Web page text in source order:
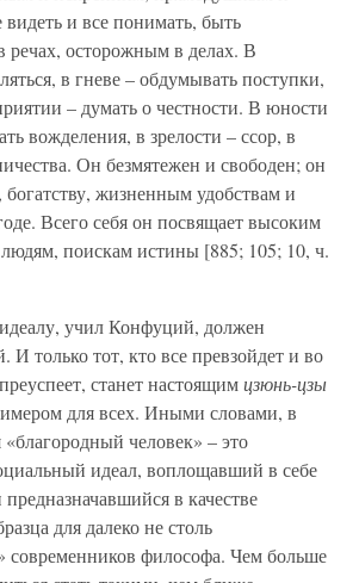
видеть и все понимать, быть
речах, осторожным в делах. В
в гневе – обдумывать поступки,
– думать о честности. В юности
вожделения, в зрелости – ссор, в
Он безмятежен и свободен; он
богатству, жизненным удобствам и
Всего себя он посвящает высоким
поискам истины [885; 105; 10, ч.
учил Конфуций, должен
И только тот, кто все превзойдет и во
станет настоящимцзюнь-цзы
для всех. Иными словами, в
человек» – это
идеал, воплощавший в себе
в качестве
для далеко не столь
современников философа. Чем больше